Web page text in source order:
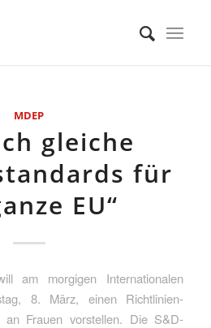
MDEP
gleiche
für
EU“
am morgigen Internationalen
8. März, einen Richtlinien-
Frauen vorstellen. Die S&D-